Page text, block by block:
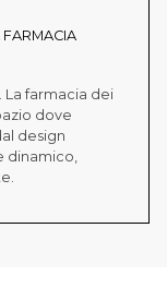
La farmacia dei
dove
design
dinamico,